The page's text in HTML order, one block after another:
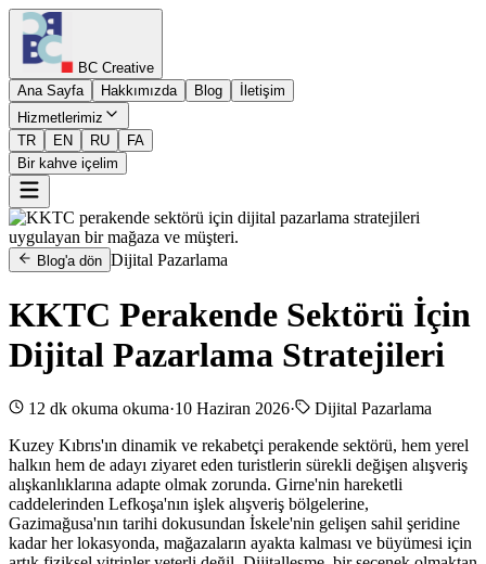
BC Creative
Ana Sayfa
Hakkımızda Blog
İletişim
Hizmetlerimiz
TR
EN RU
FA
Bir kahve içelim
Blog'a dön Dijital Pazarlama
KKTC Perakende Sektörü İçin
Dijital Pazarlama Stratejileri
12 dk okuma okuma·10 Haziran 2026·
Dijital Pazarlama
Kuzey Kıbrıs'ın dinamik ve rekabetçi perakende sektörü, hem yerel
halkın hem de adayı ziyaret eden turistlerin sürekli değişen alışveriş
alışkanlıklarına adapte olmak zorunda. Girne'nin hareketli
caddelerinden Lefkoşa'nın işlek alışveriş bölgelerine,
Gazimağusa'nın tarihi dokusundan İskele'nin gelişen sahil şeridine
kadar her lokasyonda, mağazaların ayakta kalması ve büyümesi için